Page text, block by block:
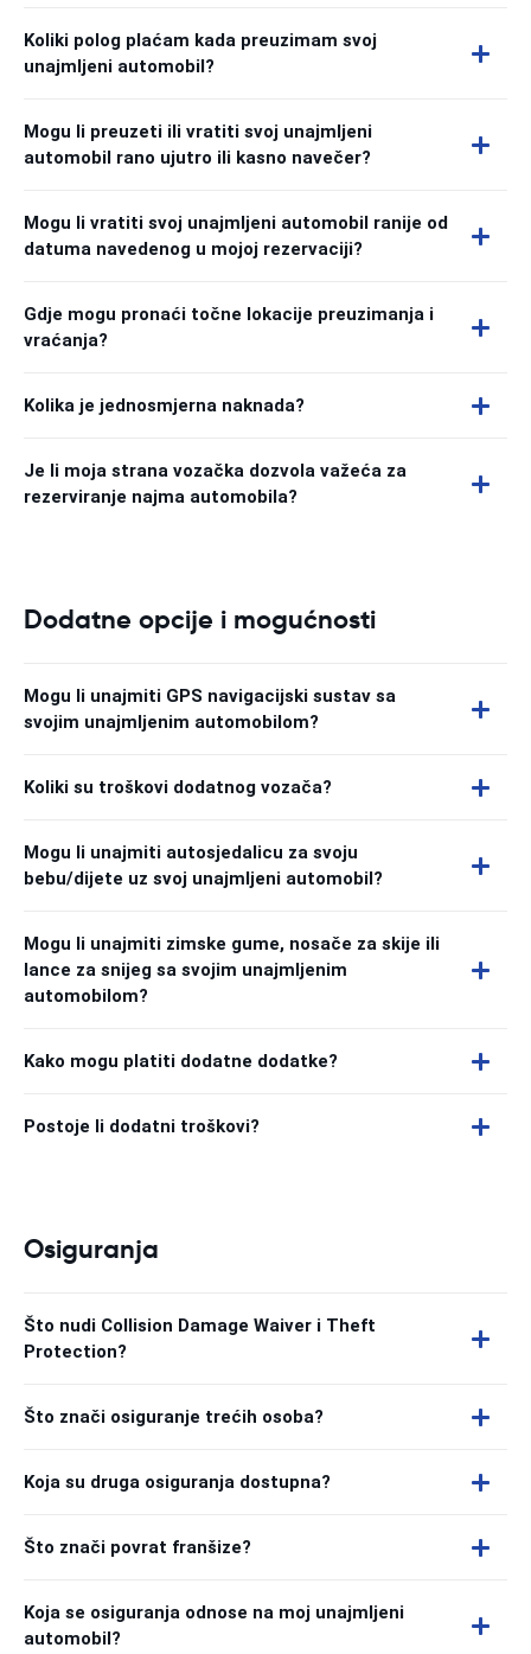
Koliki polog plaćam kada preuzimam svoj
unajmljeni automobil?
Mogu li preuzeti ili vratiti svoj unajmljeni
automobil rano ujutro ili kasno navečer?
Mogu li vratiti svoj unajmljeni automobil ranije od
datuma navedenog u mojoj rezervaciji?
Gdje mogu pronaći točne lokacije preuzimanja i
vraćanja?
Kolika je jednosmjerna naknada?
Je li moja strana vozačka dozvola važeća za
rezerviranje najma automobila?
Dodatne opcije i mogućnosti
Mogu li unajmiti GPS navigacijski sustav sa
svojim unajmljenim automobilom?
Koliki su troškovi dodatnog vozača?
Mogu li unajmiti autosjedalicu za svoju
bebu/dijete uz svoj unajmljeni automobil?
Mogu li unajmiti zimske gume, nosače za skije ili
lance za snijeg sa svojim unajmljenim
automobilom?
Kako mogu platiti dodatne dodatke?
Postoje li dodatni troškovi?
Osiguranja
Što nudi Collision Damage Waiver i Theft
Protection?
Što znači osiguranje trećih osoba?
Koja su druga osiguranja dostupna?
Što znači povrat franšize?
Koja se osiguranja odnose na moj unajmljeni
automobil?